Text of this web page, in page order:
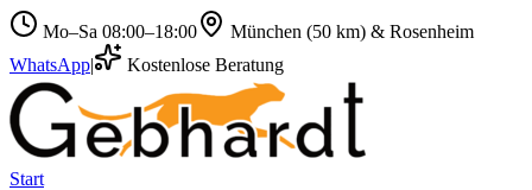
Mo–Sa 08:00–18:00
München (50 km) & Rosenheim
WhatsApp| Kostenlose Beratung
Start